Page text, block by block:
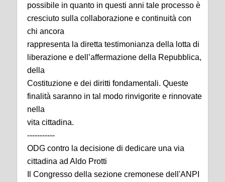
possibile in quanto in questi anni tale processo è
cresciuto sulla collaborazione e continuità con
chi ancora
rappresenta la diretta testimonianza della lotta di
liberazione e dell’affermazione della Repubblica,
della
Costituzione e dei diritti fondamentali. Queste
finalità saranno in tal modo rinvigorite e rinnovate
nella
vita cittadina.
-----------
ODG contro la decisione di dedicare una via
cittadina ad Aldo Protti
Il Congresso della sezione cremonese dell'ANPI